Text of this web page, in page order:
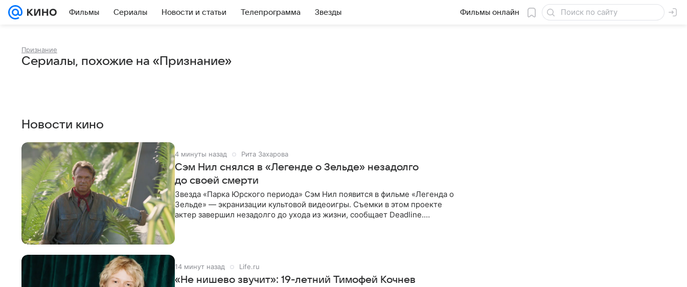
Фильмы Сериалы Новости и статьи Телепрограмма Звезды Фильмы онлайн
Признание
Сериалы, похожие на «Признание»
Новости кино
4 минуты назад Рита Захарова
Сэм Нил снялся в «Легенде о Зельде» незадолго
до своей смерти
Звезда «Парка Юрского периода» Сэм Нил появится в фильме «Легенда о
Зельде» — экранизации культовой видеоигры. Съемки в этом проекте
актер завершил незадолго до ухода из жизни, сообщает Deadline.
14 минут назад Life.ru
«Не нишево звучит»: 19-летний Тимофей Кочнев